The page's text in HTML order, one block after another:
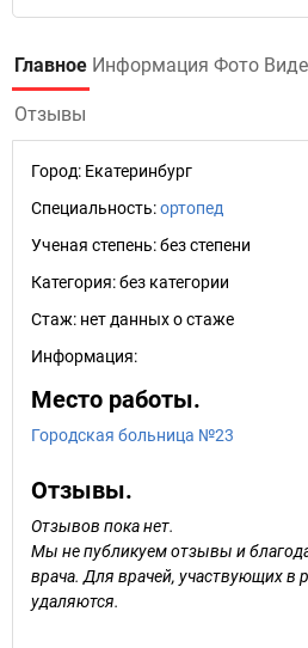
Главное Информация Фото
Отзывы
Город: Екатеринбург
Специальность:ортопед
Ученая степень:без степени
Категория:без категории
Стаж: нет данных о стаже
Информация:
Место работы.
Городская больница №23
Отзывы.
Отзывов пока нет.
Мы не публикуем отзывы и
врача. Для врачей, участвующих в
удаляются.